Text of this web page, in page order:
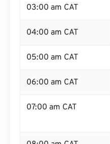
03:00 am CAT
04:00 am CAT
05:00 am CAT
06:00 am CAT
07:00 am CAT